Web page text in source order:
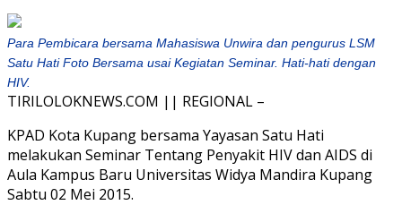
Para Pembicara bersama Mahasiswa Unwira dan pengurus LSM
Satu Hati Foto Bersama usai Kegiatan Seminar. Hati-hati dengan
HIV.
TIRILOLOKNEWS.COM || REGIONAL –
KPAD Kota Kupang bersama Yayasan Satu Hati
melakukan Seminar Tentang Penyakit HIV dan AIDS di
Aula Kampus Baru Universitas Widya Mandira Kupang
Sabtu 02 Mei 2015.